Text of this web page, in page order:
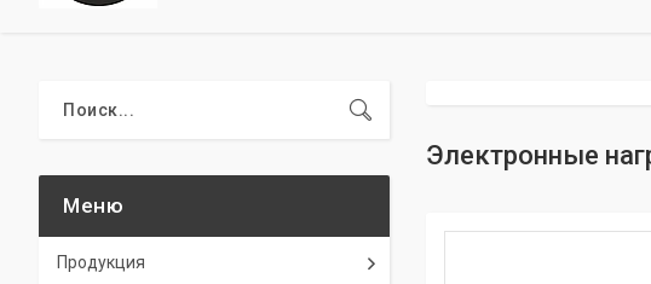
Электронные
Продукция